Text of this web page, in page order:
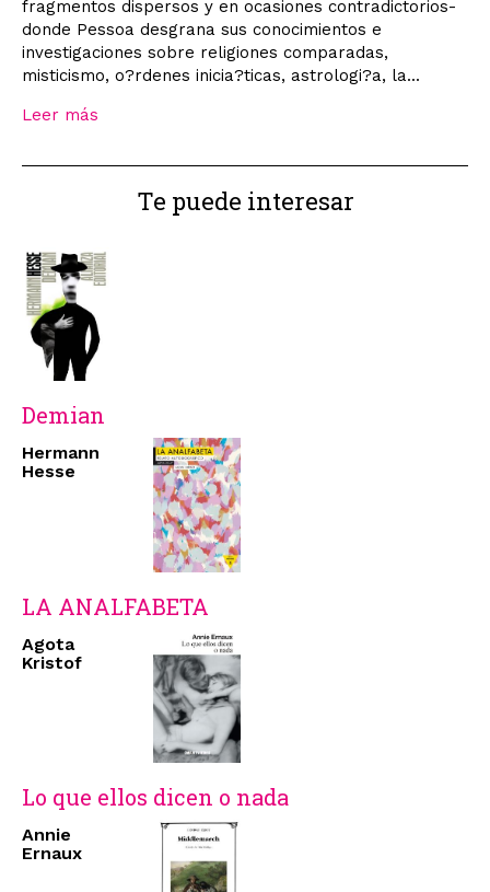
fragmentos dispersos y en ocasiones contradictorios-
donde Pessoa desgrana sus conocimientos e
investigaciones sobre religiones comparadas,
misticismo, o?rdenes inicia?ticas, astrologi?a, la...
Leer más
Te puede interesar
Demian
Hermann
Hesse
LA ANALFABETA
Agota
Kristof
Lo que ellos dicen o nada
Annie
Ernaux